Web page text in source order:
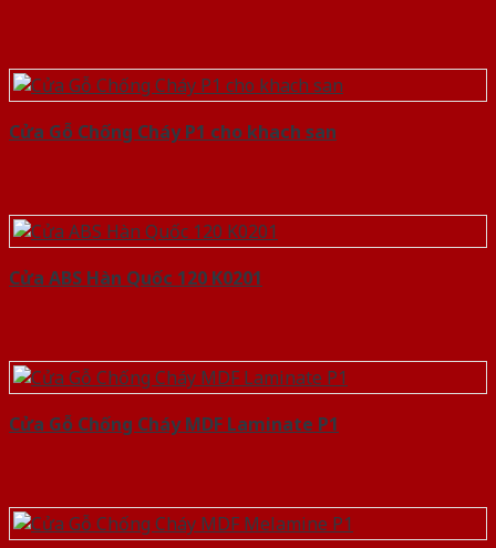
Cửa Gỗ Chống Cháy P1 cho khach san
Cửa ABS Hàn Quốc 120 K0201
Cửa Gỗ Chống Cháy MDF Laminate P1